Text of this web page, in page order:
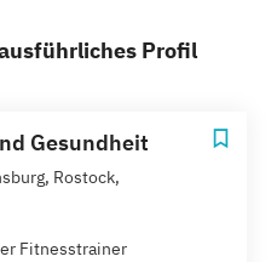
Profil
Gesundheit
Rostock,
Fitnesstrainer